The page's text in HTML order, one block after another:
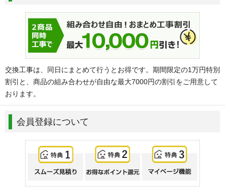
交換工事は、同日にまとめて行うとお得です。期間限定の1万円特別
割引と、商品の組み合わせが自由な最大7000円の割引をご用意して
おります。
会員登録について